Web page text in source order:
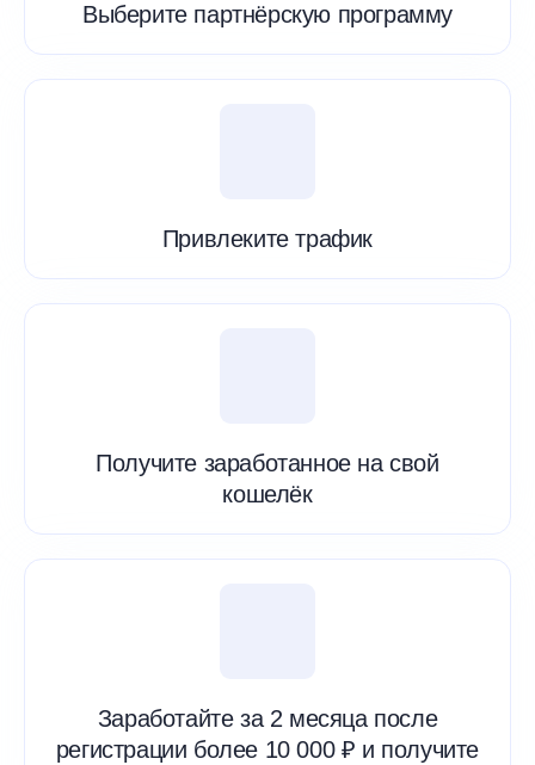
Выберите партнёрскую программу
Привлеките трафик
Получите заработанное на свой
кошелёк
Заработайте за 2 месяца после
регистрации более 10 000 ₽ и получите